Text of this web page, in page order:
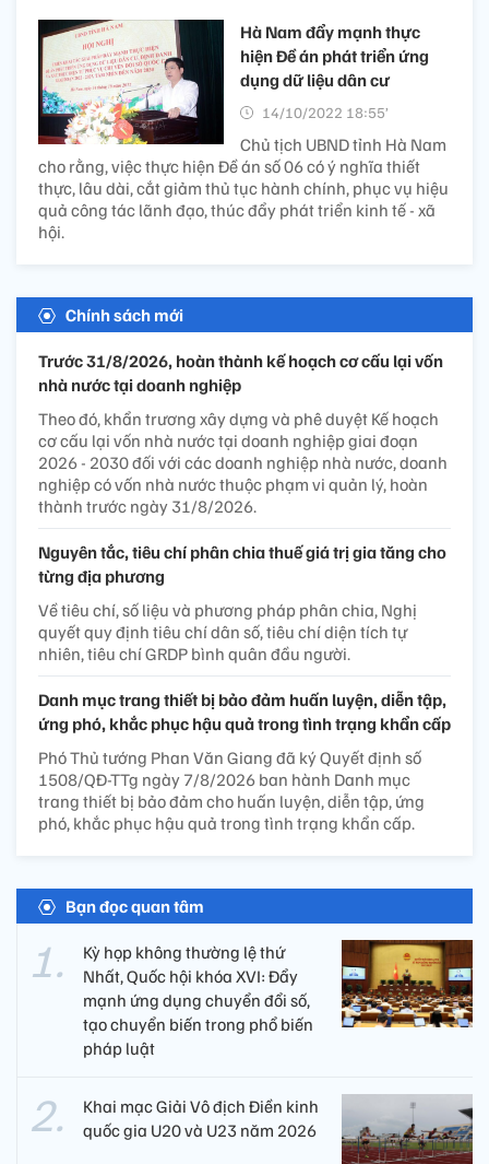
Hà Nam đẩy mạnh thực
hiện Đề án phát triển ứng
dụng dữ liệu dân cư
14/10/2022 18:55’
Chủ tịch UBND tỉnh Hà Nam
cho rằng, việc thực hiện Đề án số 06 có ý nghĩa thiết
thực, lâu dài, cắt giảm thủ tục hành chính, phục vụ hiệu
quả công tác lãnh đạo, thúc đẩy phát triển kinh tế - xã
hội.
Chính sách mới
Trước 31/8/2026, hoàn thành kế hoạch cơ cấu lại vốn
nhà nước tại doanh nghiệp
Theo đó, khẩn trương xây dựng và phê duyệt Kế hoạch
cơ cấu lại vốn nhà nước tại doanh nghiệp giai đoạn
2026 - 2030 đối với các doanh nghiệp nhà nước, doanh
nghiệp có vốn nhà nước thuộc phạm vi quản lý, hoàn
thành trước ngày 31/8/2026.
Nguyên tắc, tiêu chí phân chia thuế giá trị gia tăng cho
từng địa phương
Về tiêu chí, số liệu và phương pháp phân chia, Nghị
quyết quy định tiêu chí dân số, tiêu chí diện tích tự
nhiên, tiêu chí GRDP bình quân đầu người.
Danh mục trang thiết bị bảo đảm huấn luyện, diễn tập,
ứng phó, khắc phục hậu quả trong tình trạng khẩn cấp
Phó Thủ tướng Phan Văn Giang đã ký Quyết định số
1508/QĐ-TTg ngày 7/8/2026 ban hành Danh mục
trang thiết bị bảo đảm cho huấn luyện, diễn tập, ứng
phó, khắc phục hậu quả trong tình trạng khẩn cấp.
Bạn đọc quan tâm
Kỳ họp không thường lệ thứ
Nhất, Quốc hội khóa XVI: Đẩy
mạnh ứng dụng chuyển đổi số,
tạo chuyển biến trong phổ biến
pháp luật
Khai mạc Giải Vô địch Điền kinh
quốc gia U20 và U23 năm 2026